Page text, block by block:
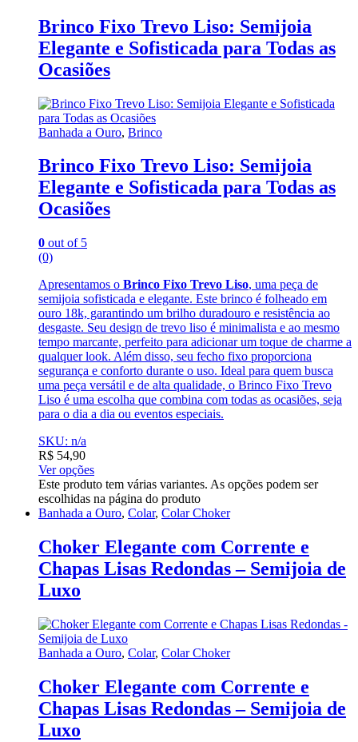
Brinco Fixo Trevo Liso: Semijoia
Elegante e Sofisticada para Todas as
Ocasiões
Banhada a Ouro, Brinco
Brinco Fixo Trevo Liso: Semijoia
Elegante e Sofisticada para Todas as
Ocasiões
0 out of 5
(0)
Apresentamos o Brinco Fixo Trevo Liso, uma peça de
semijoia sofisticada e elegante. Este brinco é folheado em
ouro 18k, garantindo um brilho duradouro e resistência ao
desgaste. Seu design de trevo liso é minimalista e ao mesmo
tempo marcante, perfeito para adicionar um toque de charme a
qualquer look. Além disso, seu fecho fixo proporciona
segurança e conforto durante o uso. Ideal para quem busca
uma peça versátil e de alta qualidade, o Brinco Fixo Trevo
Liso é uma escolha que combina com todas as ocasiões, seja
para o dia a dia ou eventos especiais.
SKU: n/a
R$ 54,90
Ver opções
Este produto tem várias variantes. As opções podem ser
escolhidas na página do produto
Banhada a Ouro, Colar, Colar Choker
Choker Elegante com Corrente e
Chapas Lisas Redondas – Semijoia de
Luxo
Banhada a Ouro, Colar, Colar Choker
Choker Elegante com Corrente e
Chapas Lisas Redondas – Semijoia de
Luxo